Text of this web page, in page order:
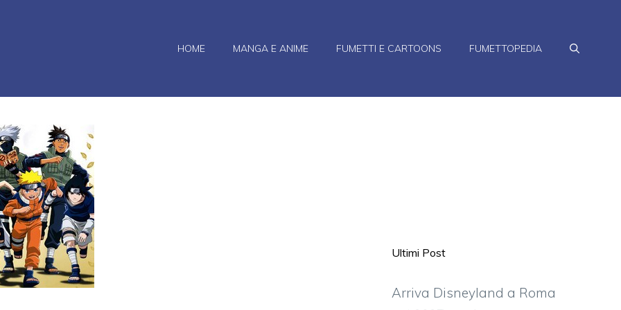
HOME MANGA E ANIME FUMETTI E CARTOONS FUMETTOPEDIA
Ultimi Post
Arriva Disneyland a Roma